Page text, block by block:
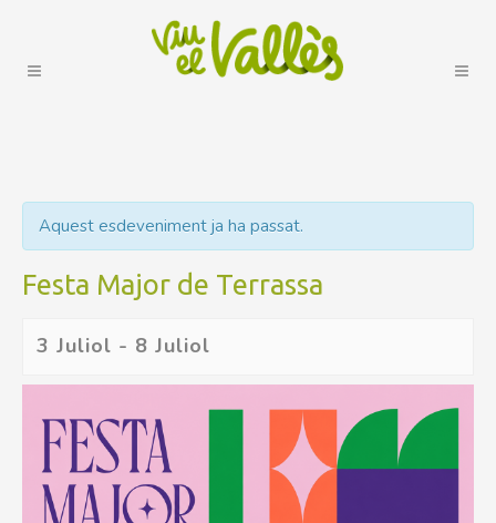
Aquest esdeveniment ja ha passat.
Festa Major de Terrassa
3 Juliol - 8 Juliol